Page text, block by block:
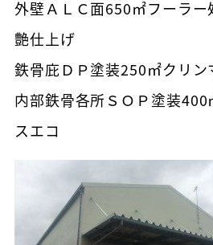
外壁ＡＬＣ面650㎡フーラー
艶仕上げ
鉄骨庇ＤＰ塗装250㎡クリ
内部鉄骨各所ＳＯＰ塗装
スエコ